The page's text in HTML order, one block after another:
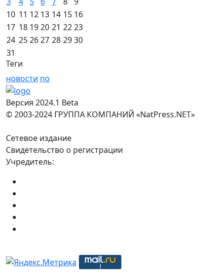
10 11 12 13 14 15 16
17 18 1920 21 2223
24 252627 28 2930
31
Теги
новости по
Версия 2024.1 Beta
© 2003-2024 ГРУППА КОМПАНИЙ «NatPress.NET»
Сетевое издание
Свидетельство о регистрации
Учредитель: